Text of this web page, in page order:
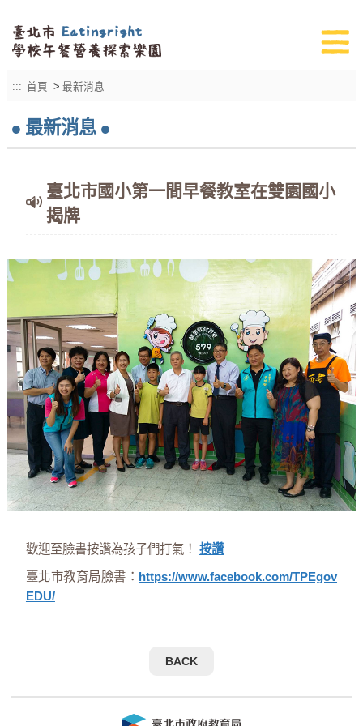
::: 首頁 > 最新消息
最新消息
臺北市國小第一間早餐教室在雙園國小
揭牌
歡迎至臉書按讚為孩子們打氣！ 按讚
臺北市教育局臉書： https://www.facebook.com/TPEgov
EDU/
BACK